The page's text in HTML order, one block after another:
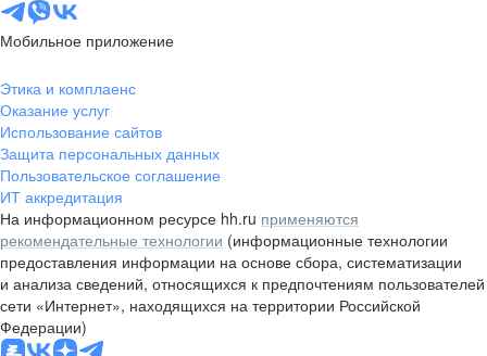
Мобильное приложение
Этика и комплаенс
Оказание услуг
Использование сайтов
Защита персональных данных
Пользовательское соглашение
ИТ аккредитация
На информационном ресурсе hh.ru применяются
рекомендательные технологии (информационные технологии
предоставления информации на основе сбора, систематизации
и анализа сведений, относящихся к предпочтениям пользователей
сети «Интернет», находящихся на территории Российской
Федерации)